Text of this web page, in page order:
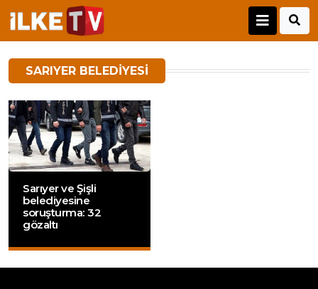
SARIYER BELEDIYESI
Sarıyer ve Şişli
belediyesine
soruşturma: 32
gözaltı